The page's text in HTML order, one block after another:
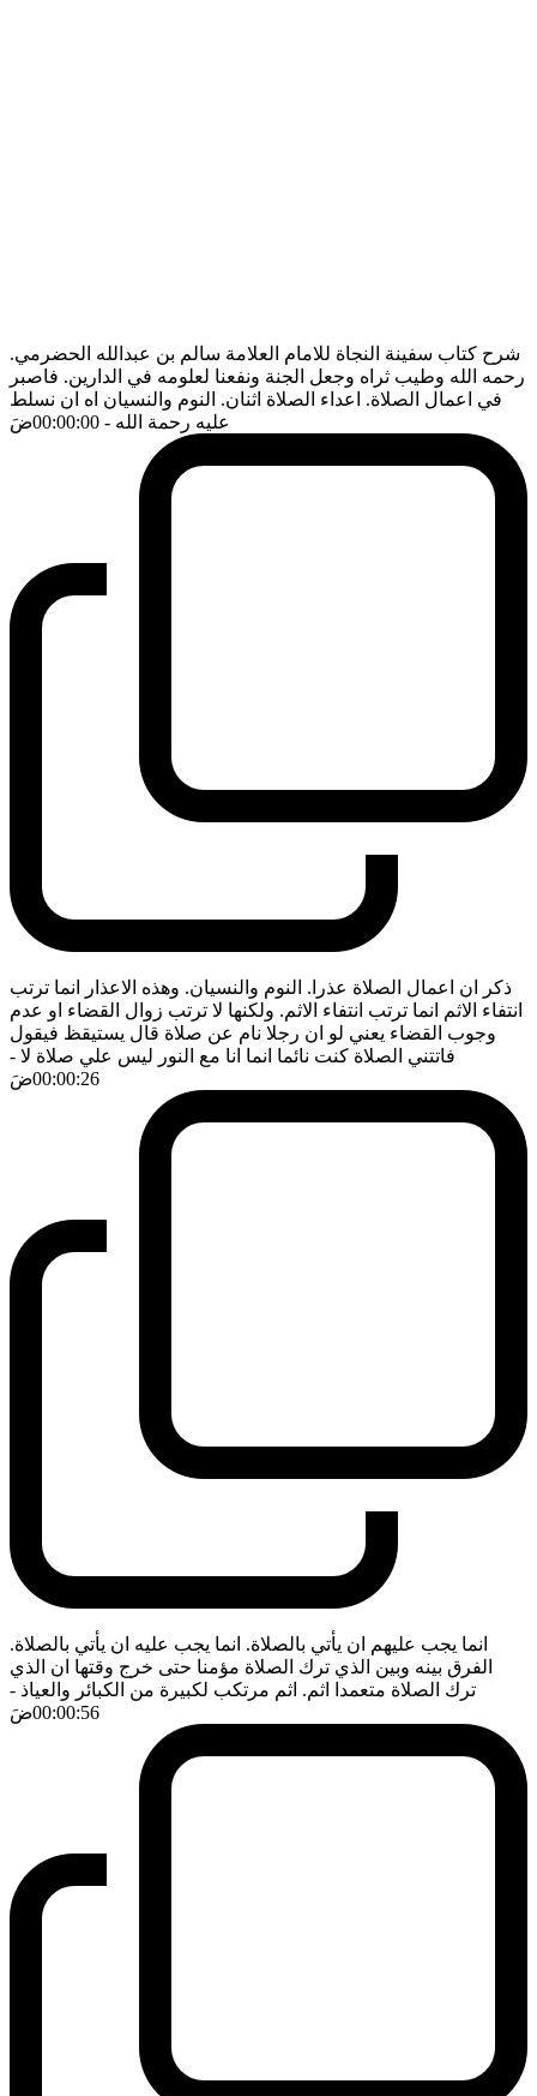
شرح كتاب سفينة النجاة للامام العلامة سالم بن عبدالله الحضرمي.
رحمه الله وطيب ثراه وجعل الجنة ونفعنا لعلومه في الدارين. فاصبر
في اعمال الصلاة. اعداء الصلاة اثنان. النوم والنسيان اه ان نسلط
عليه رحمة الله - 00:00:00 ضَ
ذكر ان اعمال الصلاة عذرا. النوم والنسيان. وهذه الاعذار انما ترتب
انتفاء الاثم انما ترتب انتفاء الاثم. ولكنها لا ترتب زوال القضاء او عدم
وجوب القضاء يعني لو ان رجلا نام عن صلاة قال يستيقظ فيقول
فاتتني الصلاة كنت نائما انما انا مع النور ليس علي صلاة لا -
00:00:26ضَ
انما يجب عليهم ان يأتي بالصلاة. انما يجب عليه ان يأتي بالصلاة.
الفرق بينه وبين الذي ترك الصلاة مؤمنا حتى خرج وقتها ان الذي
ترك الصلاة متعمدا اثم. اثم مرتكب لكبيرة من الكبائر والعياذ -
00:00:56ضَ